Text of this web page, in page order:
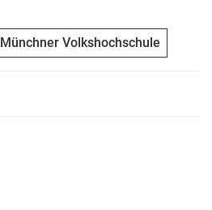
Münchner Volkshochschule